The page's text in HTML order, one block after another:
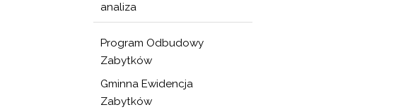
analiza
Program Odbudowy
Zabytków
Gminna Ewidencja
Zabytków